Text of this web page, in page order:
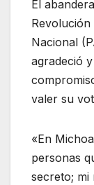
El
Nacional
agradeció
valer su
«En
personas
secreto; mi